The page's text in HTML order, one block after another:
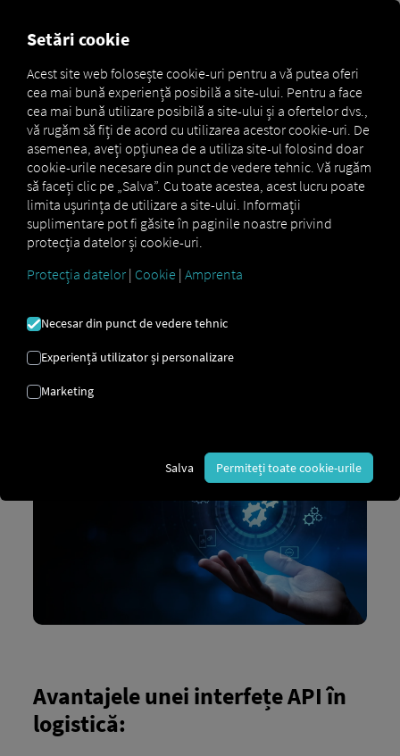
Glossar API
API-UL
API (Interfață de Programare a Aplicațiilor)
interfațăcare permite diferitelor aplicații software să
adesea utilizată pentru a conecta sisteme precum
Sistemele de Management al Transportului (TMS),
Sistemele de Management al Depozitului (WMS)
soluțiile telematice
informații fluid și automatizat
Avantajele unei interfețe API în
logistică:
Setări cookie
Acest site web folosește cookie-uri pentru a vă putea oferi
cea mai bună experiență posibilă a site-ului. Pentru a face
cea mai bună utilizare posibilă a site-ului și a ofertelor dvs.,
vă rugăm să fiți de acord cu utilizarea acestor cookie-uri. De
asemenea, aveți opțiunea de a utiliza site-ul folosind doar
cookie-urile necesare din punct de vedere tehnic. Vă rugăm
să faceți clic pe „Salva”. Cu toate acestea, acest lucru poate
limita ușurința de utilizare a site-ului. Informații
suplimentare pot fi găsite în paginile noastre privind
protecția datelor și cookie-uri.
Protecția datelor | Cookie | Amprenta
Necesar din punct de vedere tehnic
Experiență utilizator și personalizare
Marketing
Salva Permiteți toate cookie-urile